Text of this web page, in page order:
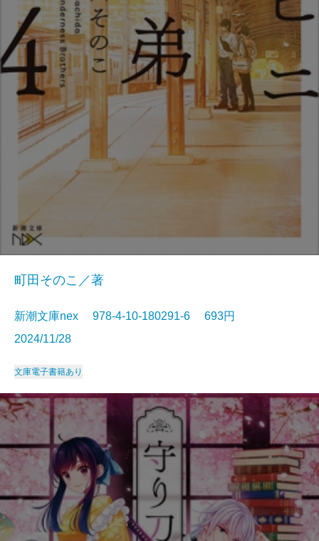
町田そのこ／著
新潮文庫nex 978-4-10-180291-6 693円
2024/11/28
文庫電子書籍あり